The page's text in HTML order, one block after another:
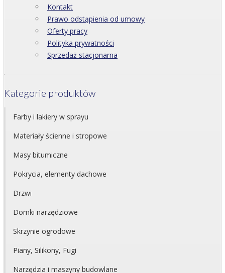
Kontakt
Prawo odstąpienia od umowy
Oferty pracy
Polityka prywatności
Sprzedaż stacjonarna
Kategorie produktów
Farby i lakiery w sprayu
Materiały ścienne i stropowe
Masy bitumiczne
Pokrycia, elementy dachowe
Drzwi
Domki narzędziowe
Skrzynie ogrodowe
Piany, Silikony, Fugi
Narzędzia i maszyny budowlane